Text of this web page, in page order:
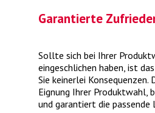
Freie
Garantierte
Sollte sich bei Ihrer
eingeschlichen haben, ist
Sie keinerlei
Eignung Ihrer Produktwahl,
und garantiert die passende